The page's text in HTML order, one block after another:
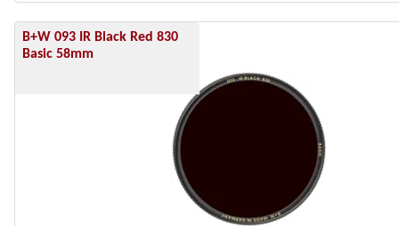
B+W 093 IR Black Red 830
Basic 58mm